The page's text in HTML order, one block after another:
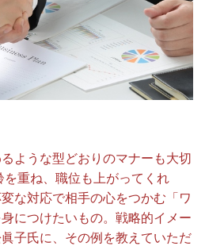
ような型どおりのマナーも大切
重ね、職位も上がってくれ
な対応で相手の心をつかむ「ワ
につけたいもの。戦略的イメー
子氏に、その例を教えていただ